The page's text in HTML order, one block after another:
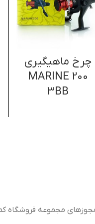
چرخ ماهیگیری
MARINE 200
3BB
مجموعه فروشگاه